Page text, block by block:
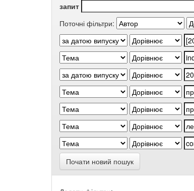
запит
Поточні фільтри:
Почати новий пошук